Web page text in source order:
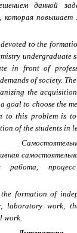
данной
которая
to the
undergraduate
in front of
of society.
the
goal to choose the
to this problem is
of the students in
работа, процесс
the formation of
laboratory work,
work.